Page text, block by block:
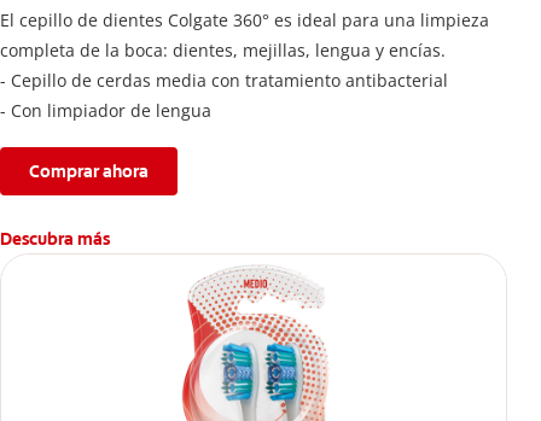
El cepillo de dientes Colgate 360° es ideal para una limpieza
completa de la boca: dientes, mejillas, lengua y encías.
- Cepillo de cerdas media con tratamiento antibacterial
- Con limpiador de lengua
Comprar ahora
Descubra más